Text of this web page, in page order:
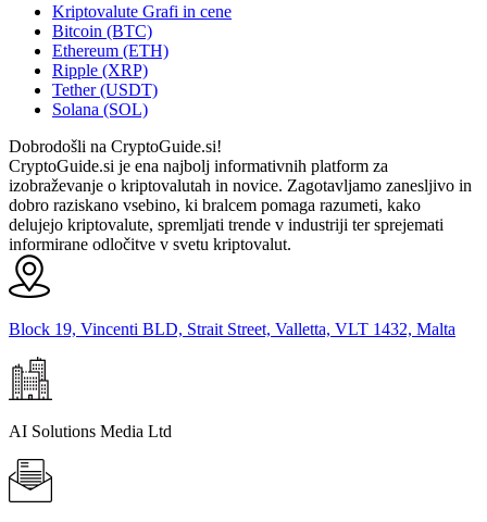
Kriptovalute Grafi in cene
Bitcoin (BTC)
Ethereum (ETH)
Ripple (XRP)
Tether (USDT)
Solana (SOL)
Dobrodošli na CryptoGuide.si!
CryptoGuide.si je ena najbolj informativnih platform za
izobraževanje o kriptovalutah in novice. Zagotavljamo zanesljivo in
dobro raziskano vsebino, ki bralcem pomaga razumeti, kako
delujejo kriptovalute, spremljati trende v industriji ter sprejemati
informirane odločitve v svetu kriptovalut.
Block 19, Vincenti BLD, Strait Street, Valletta, VLT 1432, Malta
AI Solutions Media Ltd